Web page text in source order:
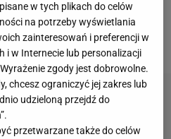
pokonali Kubańczyków
w tych plikach do celów
na potrzeby wyświetlania
zainteresowań i preferencji w
i w Internecie lub personalizacji
zgody jest dobrowolne.
chcesz ograniczyć jej zakres lub
udzieloną przejdź do
przetwarzane także do celów